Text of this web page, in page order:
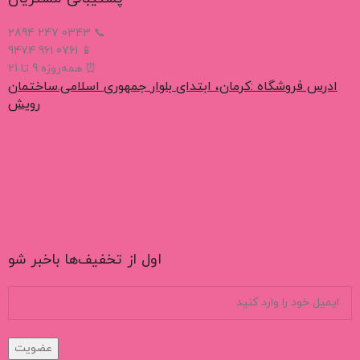
📞 0343 247 2894
📱 0761 961 9474
⏰ همه‌روزه 9 تا 21
ادرس فروشگاه :کرمان، ابتدای بلوار جمهوری اسلامی.ساختمان
رویش
اول از تخفیف‌ها باخبر شو
عضویت